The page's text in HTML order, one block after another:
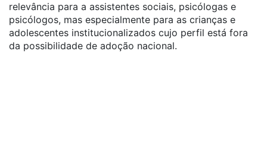
relevância para a assistentes sociais, psicólogas e
psicólogos, mas especialmente para as crianças e
adolescentes institucionalizados cujo perfil está fora
da possibilidade de adoção nacional.